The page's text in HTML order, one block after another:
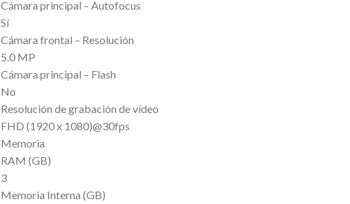
Cámara principal – Autofocus
Sí
Cámara frontal – Resolución
5.0 MP
Cámara principal – Flash
No
Resolución de grabación de vídeo
FHD (1920 x 1080)@30fps
Memoria
RAM (GB)
3
Memoria Interna (GB)